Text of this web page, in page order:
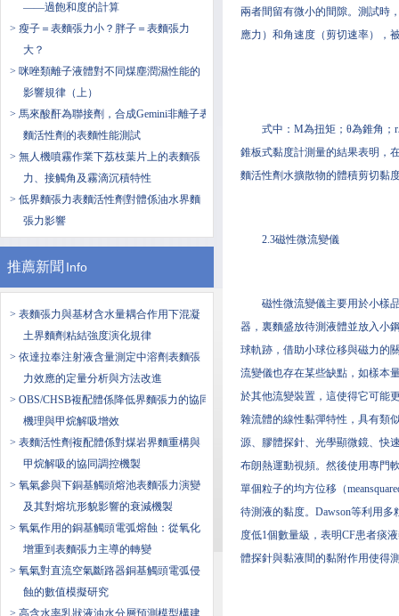
——過飽和度的計算
> 瘦子＝表麵張力小？胖子＝表麵張力
大？
> 咪唑類離子液體對不同煤塵潤濕性能的
影響規律（上）
> 馬來酸酐為聯接劑，合成Gemini非離子表
麵活性劑的表麵性能測試
> 無人機噴霧作業下荔枝葉片上的表麵張
力、接觸角及霧滴沉積特性
> 低界麵張力表麵活性劑對體係油水界麵
張力影響
推薦新聞 Info
> 表麵張力與基材含水量耦合作用下混凝
土界麵劑粘結強度演化規律
> 依達拉奉注射液含量測定中溶劑表麵張
力效應的定量分析與方法改進
> OBS/CHSB複配體係降低界麵張力的協同
機理與甲烷解吸增效
> 表麵活性劑複配體係對煤岩界麵重構與
甲烷解吸的協同調控機製
> 氧氣參與下銅基觸頭熔池表麵張力演變
及其對熔坑形貌影響的衰減機製
> 氧氣作用的銅基觸頭電弧熔蝕：從氧化
增重到表麵張力主導的轉變
> 氧氣對直流空氣斷路器銅基觸頭電弧侵
蝕的數值模擬研究
> 高含水率乳狀液油水分層預測模型構建
兩者間留有微小的間隙。測試時
應力）和角速度（剪切速率），
式中：M為扭矩；θ為錐角
錐板式黏度計測量的結果表明，
麵活性劑水擴散物的體積剪切黏
2.3磁性微流變儀
磁性微流變儀主要用於小樣
器，裏麵盛放待測液體並放入小
球軌跡，借助小球位移與磁力的
流變儀也存在某些缺點，如樣本
於其他流變裝置，這使得它可能
雜流體的線性黏彈特性，具有類
源、膠體探針、光學顯微鏡、快
布朗熱運動視頻。然後使用專門
單個粒子的均方位移（
待測液的黏度。Dawson等利用
度低1個數量級，表明CF患者痰
體探針與黏液間的黏附作用使得